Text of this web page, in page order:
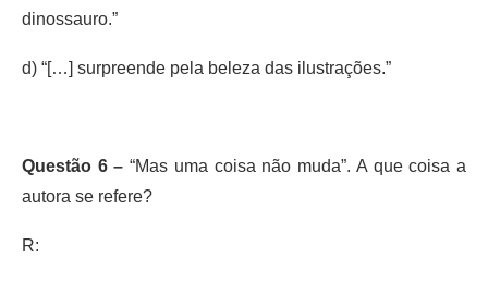
dinossauro.”
d) “[…] surpreende pela beleza das ilustrações.”
Questão 6 –“Mas uma coisa não muda”. A que coisa a
autora se refere?
R: